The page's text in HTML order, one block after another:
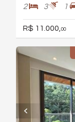
2 3 1
R$ 11.000, 00